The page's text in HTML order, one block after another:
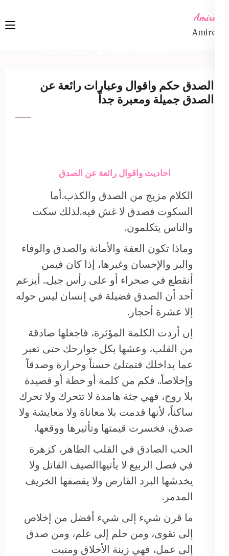
content
Amireta
Amireta
الصدق حكم واقوال وعبارات رائعة عن
الصدق جميلة ومعبرة جداً
احاديث واقوال رائعة عن الصدق
الكلام مزيج من الصدق والكذب.أما
السكوت فصدق لا غش فيه.لذلك سكت
والناس يتكلمون.
وماذا تكون العفة والأمانة والصدق والوفاء
والبر والإحسان وغيرها، إذا كان فيمن
أنقطع في صحراء أو على رأس جبل.. أيزعم
أحد أن الصدق فضيلة في إنسان ليس حوله
إلا عشرة أحجار.
إن أردت الكلمة المؤثرة، فاجعلها صادقة
من القلب، وعشها بكل جوارحك حتى تعبر
عما بداخلك فتمتلئ حسناً وحرارة وصدقاً
وإخلاصاً.. فكم من كلمة أو خطة أو قصيدة
بلا روح، فهي جثة هامدة لا تتحرك ولا تحرك
ساكناً، لأنها قدمت بلا معاناة ولا معايشة ولا
صدق، فخسرت قيمتها وتأثيرها ووقعها.
الحب الصادق في القلب الطاهر، كزهرة
في فصل الربيع لا يأتيهاالصيف القاتل ولا
يخدشها البرد القارص ولا يقصفها الخريف
المدمر.
ما قرن شيء إلى شيء أفضل من إخلاص
إلى تقوى، ومن حلم إلى علم، ومن صدق
إلى عمل، فهي زينة الأخلاق ومنبت